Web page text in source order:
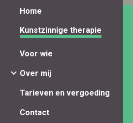
Home
Kunstzinnige therapie
Voor wie
Over mij
Tarieven en vergoeding
Contact